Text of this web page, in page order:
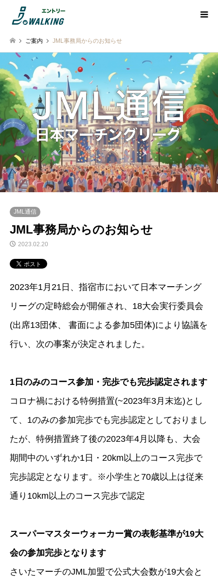
ご案内 JML事務局からのお知らせ
JML通信
JML事務局からのお知らせ
2023.02.20
2023年1月21日、指宿市において日本マーチング
リーグの定時総会が開催され、18大会実行委員会
(出席13団体、 書面による参加5団体)により協議を
行い、次の事案が決定されました。
1日のみのコース参加・完歩でも完歩認定されます
コロナ禍における特例措置(~2023年3月末迄)とし
て、1のみの参加完歩でも完歩認定としておりまし
たが、特例措置終了後の2023年4月以降も、大会
期間中のいずれか1日・20km以上のコース完歩で
完歩認定となります。※小学生と70歳以上は従来
通り10km以上のコース完歩で認定
スーパーマスターウォーカー賞の表彰基準が19大
会の参加完歩となります
さいたマーチのJML加盟で公式大会数が19大会と